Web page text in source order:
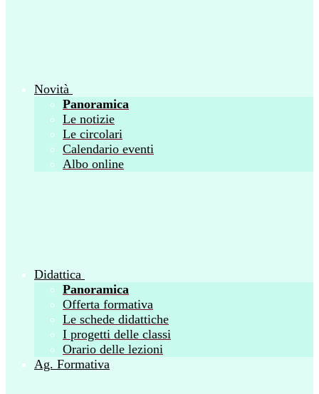
Novità
Panoramica
Le notizie
Le circolari
Calendario eventi
Albo online
Didattica
Panoramica
Offerta formativa
Le schede didattiche
I progetti delle classi
Orario delle lezioni
Ag. Formativa